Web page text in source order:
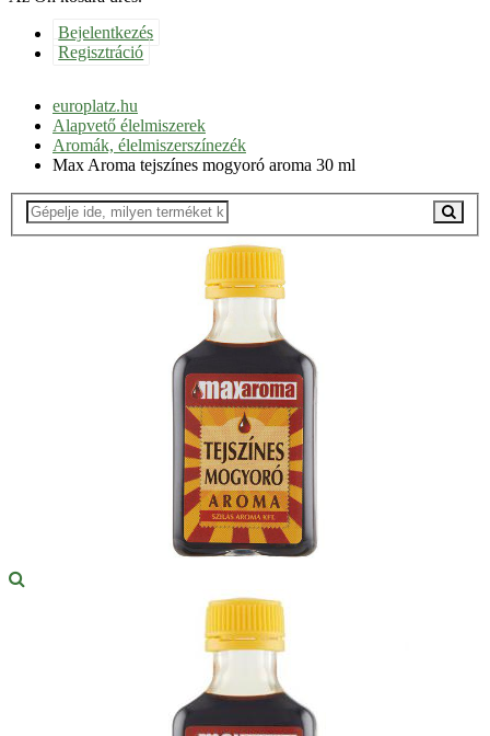
Bejelentkezés
Regisztráció
europlatz.hu
Alapvető élelmiszerek
Aromák, élelmiszerszínezék
Max Aroma tejszínes mogyoró aroma 30 ml